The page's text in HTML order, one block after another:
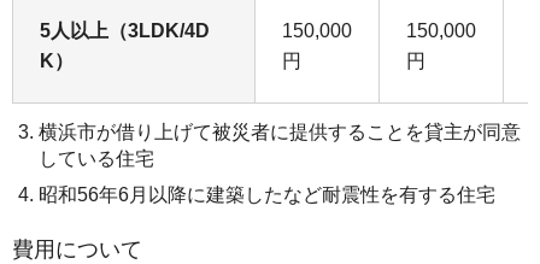
5人以上（3LDK/4D
K）
150,000
円
150,000
円
横浜市が借り上げて被災者に提供することを貸主が同意
している住宅
昭和56年6月以降に建築したなど耐震性を有する住宅
費用について